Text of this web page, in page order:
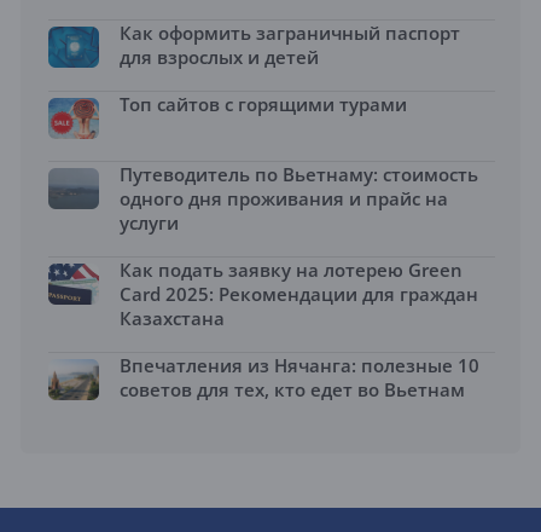
Как оформить заграничный паспорт
для взрослых и детей
Топ сайтов с горящими турами
Путеводитель по Вьетнаму: стоимость
одного дня проживания и прайс на
услуги
Как подать заявку на лотерею Green
Card 2025: Рекомендации для граждан
Казахстана
Впечатления из Нячанга: полезные 10
советов для тех, кто едет во Вьетнам